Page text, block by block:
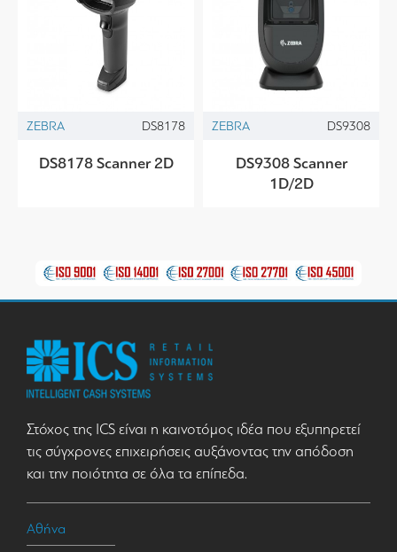
ZEBRA DS8178
DS8178 Scanner 2D
ZEBRA DS9308
DS9308 Scanner
1D/2D
Στόχος της ICS είναι η καινοτόμος ιδέα που εξυπηρετεί
τις σύγχρονες επιχειρήσεις αυξάνοντας την απόδοση
και την ποιότητα σε όλα τα επίπεδα.
Αθήνα